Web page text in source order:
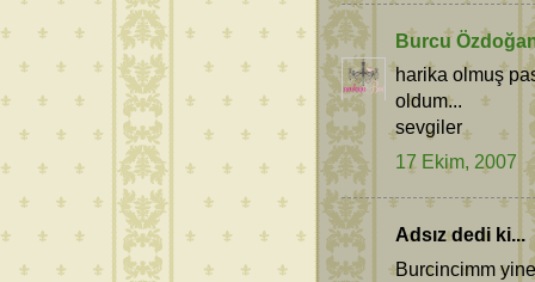
Burcu
harika olmuş
oldum...
sevgiler
17 Ekim, 2007
Adsız dedi ki...
Burcincimm